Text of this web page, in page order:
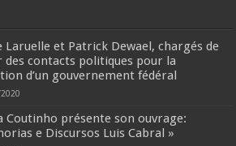
Laruelle et Patrick Dewael, chargés de
des contacts politiques pour la
d’un gouvernement fédéral
Coutinho présente son ouvrage:
e Discursos Luis Cabral »